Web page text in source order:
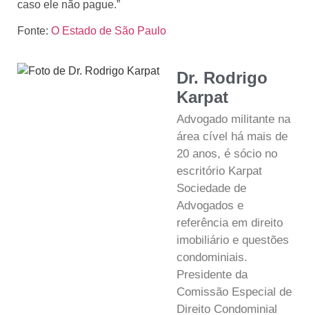
caso ele não pague.”
Fonte: O Estado de São Paulo
Dr. Rodrigo
Karpat
Advogado militante na
área cível há mais de
20 anos, é sócio no
escritório Karpat
Sociedade de
Advogados e
referência em direito
imobiliário e questões
condominiais.
Presidente da
Comissão Especial de
Direito Condominial